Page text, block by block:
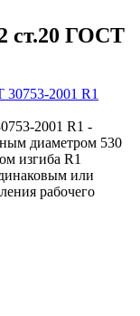
ст.20 ГОСТ
2001 R1 -
диаметром 530
изгиба R1
или
рабочего